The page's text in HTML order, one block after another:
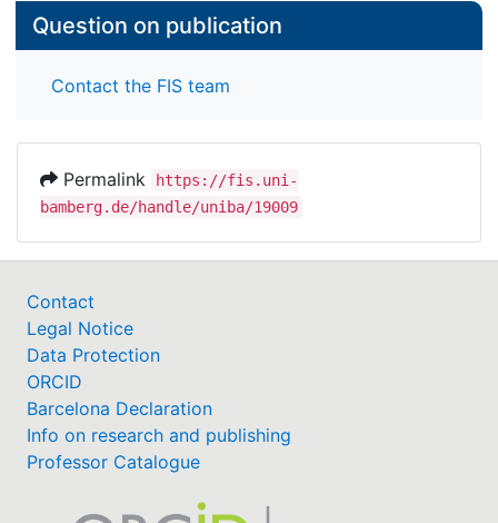
Question on publication
Contact the FIS team
Permalink
https://fis.uni-
bamberg.de/handle/uniba/19009
Contact
Legal Notice
Data Protection
ORCID
Barcelona Declaration
Info on research and publishing
Professor Catalogue